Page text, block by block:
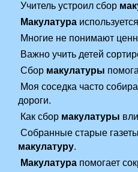
Учитель устроил сбор
Макулатура
Многие не понимают
Важно учить детей
Сбор макулатуры
Моя соседка часто
дороги.
Как сбор макулатуры
Собранные старые
макулатуру.
Макулатура помогает